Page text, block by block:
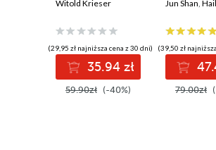
Słowniki (85)
Rozdział 4. Poczta i nie tylko (87)
Savoir-vivre obsługi poczty e-mail
sterowania w
Witold Krieser
(29,95 zł najniższa cena z 30 dni)
35.94 zł
59.90zł (-40%)
dane,
wnioski i
SQL na
Wydanie
Jun Shan,
(39,50 zł
79.00zł